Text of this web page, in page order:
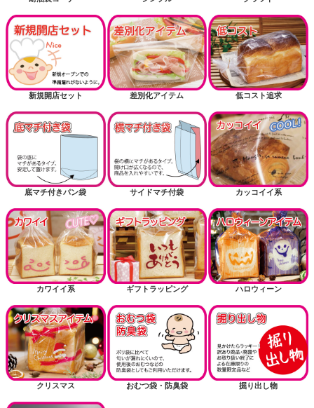
新規開店セット 差別化アイテム 低コスト追求
底マチ付きパン袋 サイドマチ付袋 カッコイイ系
カワイイ系 ギフトラッピング ハロウィーン
クリスマス おむつ袋・防臭袋 掘り出し物